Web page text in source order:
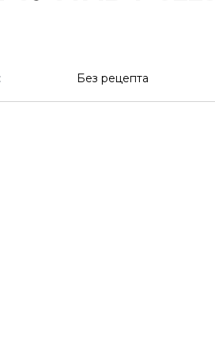
Без рецепта